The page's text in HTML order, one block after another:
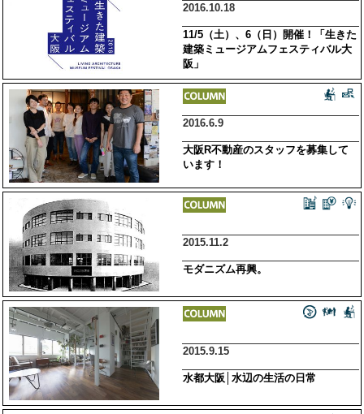
2016.10.18
11/5（土）、6（日）開催！「生きた
建築ミュージアムフェスティバル大
阪」
2016.6.9
大阪R不動産のスタッフを募集して
います！
2015.11.2
モダニズム再興。
2015.9.15
水都大阪│水辺の生活の日常